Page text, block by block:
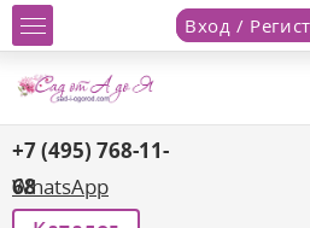
Вход /
+7 (495) 768-11-
68
WhatsApp